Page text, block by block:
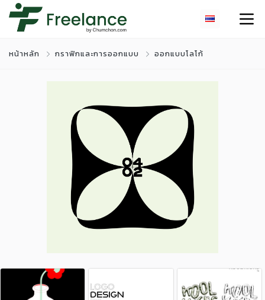
หน้าหลัก กราฟิกและการออกแบบ ออกแบบโลโก้